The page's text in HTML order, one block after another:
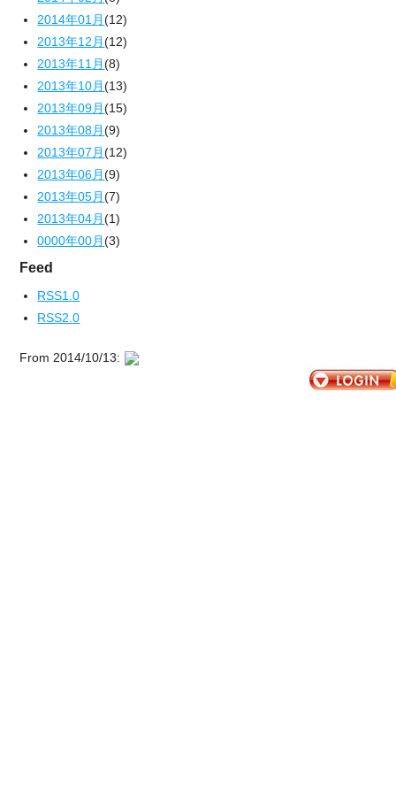
2014年01月(12)
2013年12月(12)
2013年11月(8)
2013年10月(13)
2013年09月(15)
2013年08月(9)
2013年07月(12)
2013年06月(9)
2013年05月(7)
2013年04月(1)
0000年00月(3)
Feed
RSS1.0
RSS2.0
From 2014/10/13: